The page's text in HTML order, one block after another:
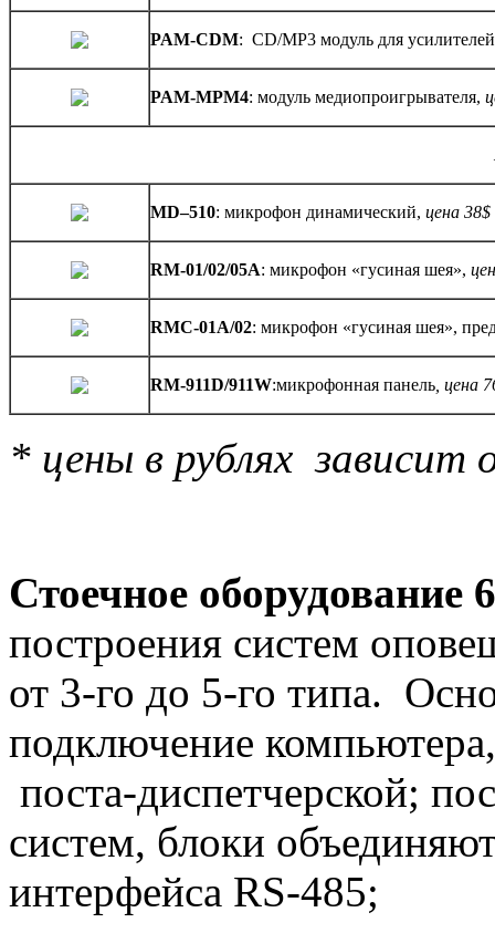
PAM-CDM: CD/MP3 модуль для
PAM-MPM4: модуль медиопроигрывателя,
MD–510: микрофон динамический, цена 38$
RM-01/02/05А: микрофон «гусиная шея»,
RMС-01А/02: микрофон «гусиная шея»,
RM-911D/911W:микрофонная панель , цена
* цены в рублях зависит
Стоечное оборудование
построения систем
от 3-го до 5-го типа.
подключение
поста-диспетчерской;
систем, блоки
интерфейса RS-485;